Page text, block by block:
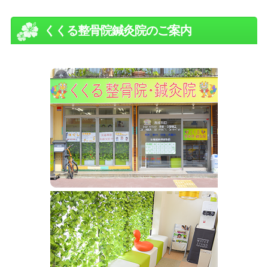
くくる整骨院鍼灸院のご案内